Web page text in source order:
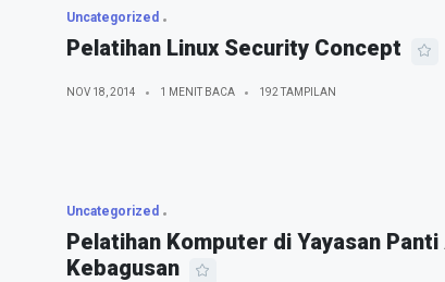
Uncategorized
Pelatihan Linux Security Concept
NOV 18, 2014 1 MENIT BACA 192 TAMPILAN
Uncategorized
Pelatihan Komputer di Yayasan Panti
Kebagusan